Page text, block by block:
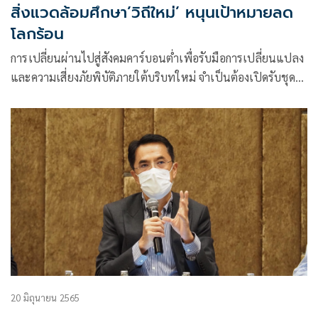
สิ่งแวดล้อมศึกษา’วิถีใหม่’ หนุนเป้าหมายลด
โลกร้อน
การเปลี่ยนผ่านไปสู่สังคมคาร์บอนต่ำเพื่อรับมือการเปลี่ยนแปลง
และความเสี่ยงภัยพิบัติภายใต้บริบทใหม่ จำเป็นต้องเปิดรับชุด
สำคัญ การเร่งพัฒนาครูและบุคลากรด้านการศึกษาให้ตระหนักรู้
ต่อปัญหาสิ่งแวดล้อม ขับเคลื่อนด้านสิ่งแวดล้อมศึกษาอย่างเป็น
ระบบตามแนวทางการพัฒนาที่ยั่งยืน
20 มิถุนายน 2565